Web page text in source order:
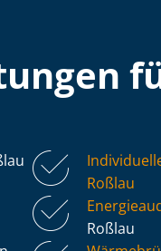
Roßlau
Roßlau